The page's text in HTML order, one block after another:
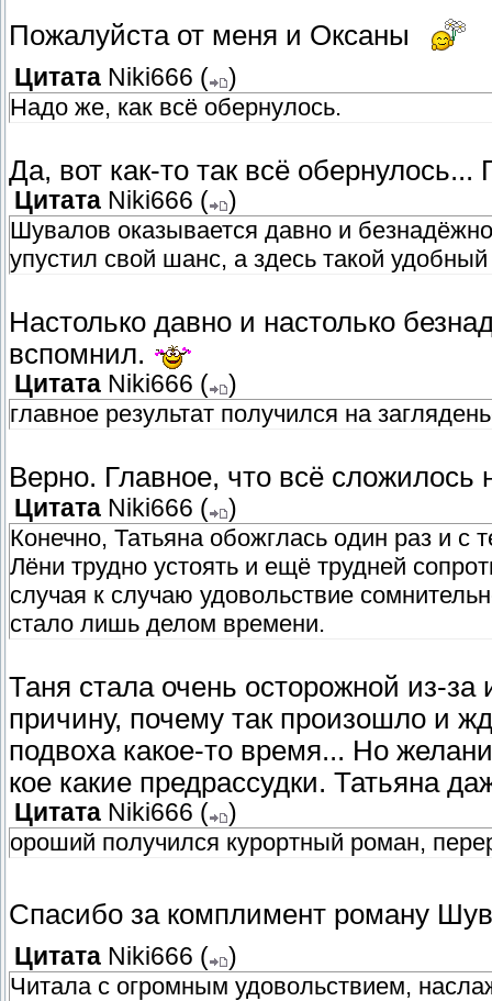
Пожалуйста от меня и Оксаны
Цитата Niki666 (
)
Надо же, как всё обернулось.
Да, вот как-то так всё обернулось...
Цитата Niki666 (
)
Шувалов оказывается давно и
упустил свой шанс, а здесь такой
Настолько давно и настолько
вспомнил.
Цитата Niki666 (
)
главное результат получился на
Верно. Главное, что всё сложилось
Цитата Niki666 (
)
Конечно, Татьяна обожглась один раз и с
Лёни трудно устоять и ещё трудней
случая к случаю удовольствие
стало лишь делом времени.
Таня стала очень осторожной из-
причину, почему так произошло и
подвоха какое-то время... Но
кое какие предрассудки. Татьяна
Цитата Niki666 (
)
ороший получился курортный роман,
Спасибо за комплимент роману
Цитата Niki666 (
)
Читала с огромным удовольствием,